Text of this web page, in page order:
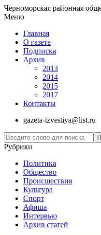
Черноморская районная
Меню
Главная
О газете
Подписка
Архив
2013
2014
2015
2017
Контакты
gazeta-izvestiya@list.ru
Рубрики
Политика
Общество
Проиcшествия
Культура
Спорт
Афиша
Интервью
Архив статей